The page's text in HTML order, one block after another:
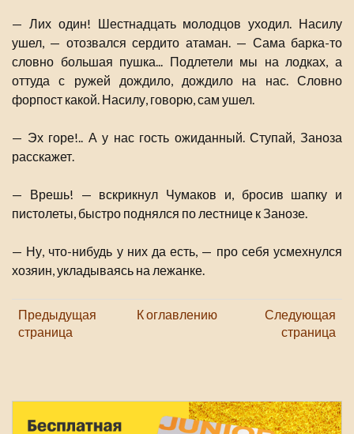
— Лих один! Шестнадцать молодцов уходил. Насилу
ушел, — отозвался сердито атаман. — Сама барка-то
словно большая пушка... Подлетели мы на лодках, а
оттуда с ружей дождило, дождило на нас. Словно
форпост какой. Насилу, говорю, сам ушел.
— Эх горе!.. А у нас гость ожиданный. Ступай, Заноза
расскажет.
— Врешь! — вскрикнул Чумаков и, бросив шапку и
пистолеты, быстро поднялся по лестнице к Занозе.
— Ну, что-нибудь у них да есть, — про себя усмехнулся
хозяин, укладываясь на лежанке.
Предыдущая
страница
К оглавлению
Следующая
страница